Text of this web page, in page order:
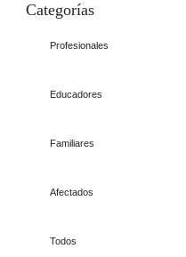
Categorías
Profesionales
Educadores
Familiares
Afectados
Todos